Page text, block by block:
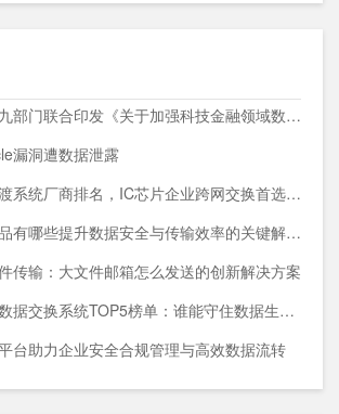
中国人民银行等九部门联合印发《关于加强科技金融领域数据开发利用的通知》
漏洞遭数据泄露
一文看懂文件摆渡系统厂商排名，IC芯片企业跨网交换首选方案
文件摆渡系统产品有哪些提升数据安全与传输效率的关键解决方案
传输：大文件邮箱怎么发送的创新解决方案
锂电池行业安全数据交换系统TOP5榜单：谁能守住数据生命线？
台助力企业安全合规管理与高效数据流转